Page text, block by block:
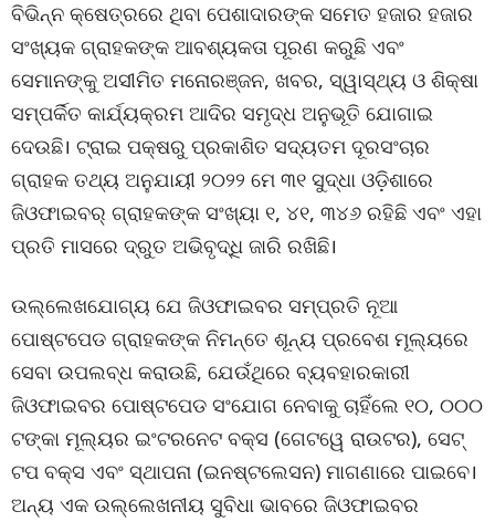
ବିଭିନ୍ନ କ୍ଷେତ୍ରରେ ଥିବା ପେଶାଦାରଙ୍କ ସମେତ ହଜାର ହଜାର
ସଂଖ୍ୟକ ଗ୍ରାହକଙ୍କ ଆବଶ୍ୟକତା ପୂରଣ କରୁଛି ଏବଂ
ସେମାନଙ୍କୁ ଅସୀମିତ ମନୋରଞ୍ଜନ, ଖବର, ସ୍ୱାସ୍ଥ୍ୟ ଓ ଶିକ୍ଷା
ସମ୍ପର୍କିତ କାର୍ଯ୍ୟକ୍ରମ ଆଦିର ସମୃଦ୍ଧ ଅନୁଭୂତି ଯୋଗାଇ
ଦେଉଛି। ଟ୍ରାଇ ପକ୍ଷରୁ ପ୍ରକାଶିତ ସଦ୍ୟତମ ଦୂରସଂଚାର
ଗ୍ରାହକ ତଥ୍ୟ ଅନୁଯାୟୀ ୨୦୨୨ ମେ ୩୧ ସୁଦ୍ଧା ଓଡ଼ିଶାରେ
ଜିଓଫାଇବର୍ ଗ୍ରାହକଙ୍କ ସଂଖ୍ୟା ୧, ୪୧, ୩୪୬ ରହିଛି ଏବଂ ଏହା
ପ୍ରତି ମାସରେ ଦ୍ରୁତ ଅଭିବୃଦ୍ଧି ଜାରି ରଖିଛି।
ଉଲ୍ଲେଖଯୋଗ୍ୟ ଯେ ଜିଓଫାଇବର ସମ୍ପ୍ରତି ନୂଆ
ପୋଷ୍ଟପେଡ ଗ୍ରାହକଙ୍କ ନିମନ୍ତେ ଶୂନ୍ୟ ପ୍ରବେଶ ମୂଲ୍ୟରେ
ସେବା ଉପଲବ୍ଧ କରାଉଛି, ଯେଉଁଥିରେ ବ୍ୟବହାରକାରୀ
ଜିଓଫାଇବର ପୋଷ୍ଟପେଡ ସଂଯୋଗ ନେବାକୁ ଚାହିଁଲେ ୧୦, ୦୦୦
ଟଙ୍କା ମୂଲ୍ୟର ଇଂଟରନେଟ ବକ୍ସ (ଗେଟୱେ ରାଉଟର), ସେଟ୍
ଟପ ବକ୍ସ ଏବଂ ସ୍ଥାପନା (ଇନଷ୍ଟଲେସନ) ମାଗଣାରେ ପାଇବେ।
ଅନ୍ୟ ଏକ ଉଲ୍ଲେଖନୀୟ ସୁବିଧା ଭାବରେ ଜିଓଫାଇବର